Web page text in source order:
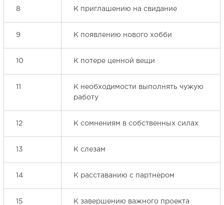
8 К приглашению на свидание
9 К появлению нового хобби
10 К потере ценной вещи
11
К необходимости выполнять чужую
работу
12 К сомнениям в собственных силах
13 К слезам
14 К расставанию с партнером
15 К завершению важного проекта